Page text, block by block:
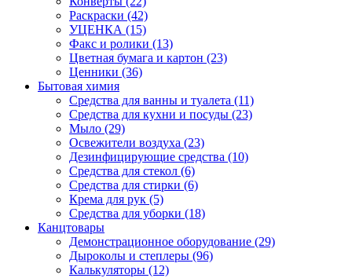
Раскраски (42)
УЦЕНКА (15)
Факс и ролики (13)
Цветная бумага и картон (23)
Ценники (36)
Бытовая химия
Средства для ванны и туалета (11)
Средства для кухни и посуды (23)
Мыло (29)
Освежители воздуха (23)
Дезинфицирующие средства (10)
Средства для стекол (6)
Средства для стирки (6)
Крема для рук (5)
Средства для уборки (18)
Канцтовары
Демонстрационное оборудование (29)
Дыроколы и степлеры (96)
Калькуляторы (12)